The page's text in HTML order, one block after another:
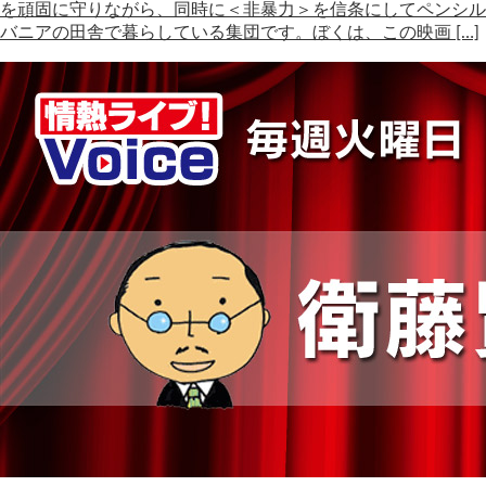
を頑固に守りながら、同時に＜非暴力＞を信条にしてペンシル
バニアの田舎で暮らしている集団です。ぼくは、この映画 […]